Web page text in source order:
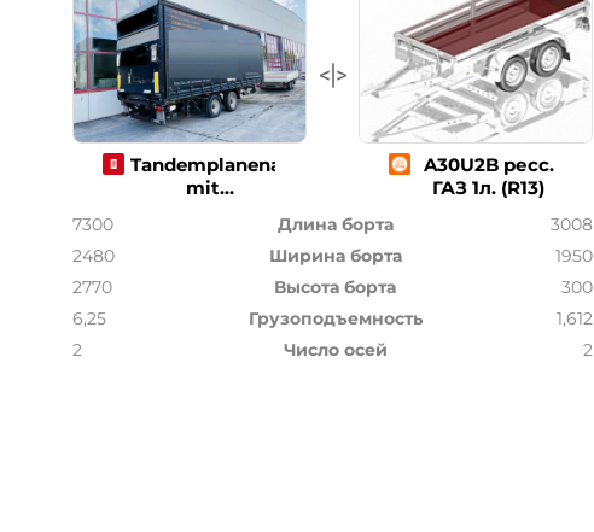
Tandemplanenanhänger
mit
A30U2B ресс.
ГАЗ 1л. (R13)
7300 Длина борта
3008
2480
Ширина борта
1950
2770
Высота борта
300
6,25
Грузоподъемность
1,612
2
Число осей 2